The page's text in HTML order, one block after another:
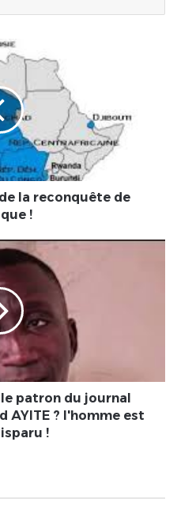
la reconquête de
!
patron du journal
AYITE ? l'homme est
!